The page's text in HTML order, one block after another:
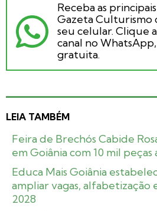
Receba as
Gazeta Culturismo
seu celular. Clique
canal no
gratuita.
LEIA TAMBÉM
Feira de Brechós Cabide
em Goiânia com 10 mil
Educa Mais Goiânia
ampliar vagas, alfabetização
2028